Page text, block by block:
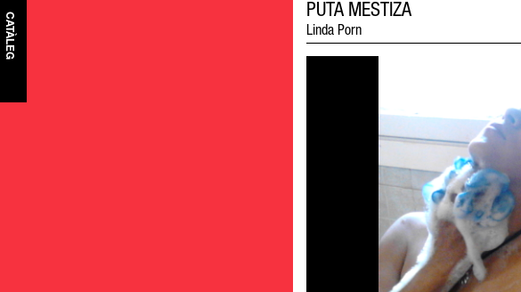
CATÀLEG
PUTA MESTIZA
Linda Porn